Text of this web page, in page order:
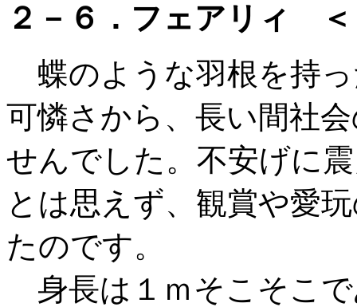
２－６．フェアリィ ＜
蝶のような羽根を持
可憐さから、長い間社
せんでした。不安げに
とは思えず、観賞や愛
たのです。
身長は１ｍそこそこ